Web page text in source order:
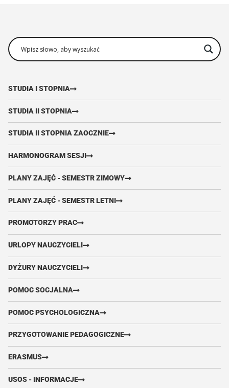
STUDIA I STOPNIA
STUDIA II STOPNIA
STUDIA II STOPNIA ZAOCZNIE
HARMONOGRAM SESJI
PLANY ZAJĘĆ - SEMESTR ZIMOWY
PLANY ZAJĘĆ - SEMESTR LETNI
PROMOTORZY PRAC
URLOPY NAUCZYCIELI
DYŻURY NAUCZYCIELI
POMOC SOCJALNA
POMOC PSYCHOLOGICZNA
PRZYGOTOWANIE PEDAGOGICZNE
ERASMUS
USOS - INFORMACJE